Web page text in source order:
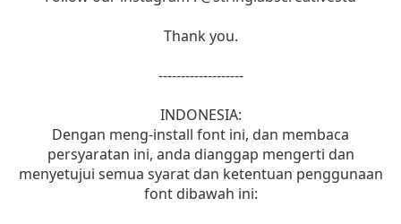
Thank you.
-------------------
INDONESIA:
Dengan meng-install font ini, dan membaca
persyaratan ini, anda dianggap mengerti dan
menyetujui semua syarat dan ketentuan penggunaan
font dibawah ini: